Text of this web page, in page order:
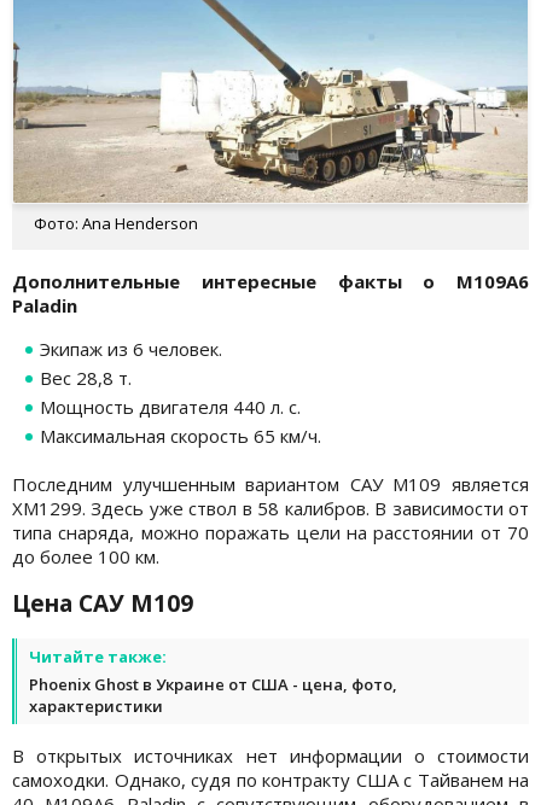
Фото: Ana Henderson
Дополнительные интересные факты о M109A6
Paladin
Экипаж из 6 человек.
Вес 28,8 т.
Мощность двигателя 440 л. с.
Максимальная скорость 65 км/ч.
Последним улучшенным вариантом САУ M109 является
XM1299. Здесь уже ствол в 58 калибров. В зависимости от
типа снаряда, можно поражать цели на расстоянии от 70
до более 100 км.
Цена САУ M109
Читайте также:
Phoenix Ghost в Украине от США - цена, фото,
характеристики
В открытых источниках нет информации о стоимости
самоходки. Однако, судя по контракту США с Тайванем на